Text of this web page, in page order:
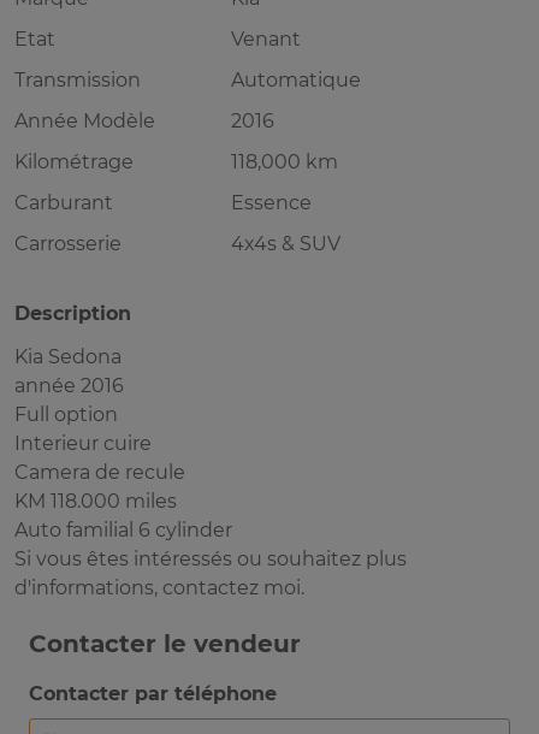
Etat
Venant
Transmission
Automatique
Année Modèle
2016
Kilométrage
118,000 km
Carburant
Essence
Carrosserie
4x4s & SUV
Description
Kia Sedona
année 2016
Full option
Interieur cuire
Camera de recule
KM 118.000 miles
Auto familial 6 cylinder
Si vous êtes intéressés ou souhaitez plus
d'informations, contactez moi.
Contacter le vendeur
Contacter par téléphone